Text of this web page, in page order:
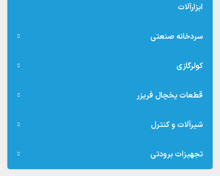
ابزارآلات
سردخانه صنعتی
کولرگازی
قطعات یخچال فریزر
شیرآلات و کنترل
تجهیزات برودتی